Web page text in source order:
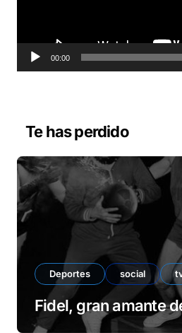
t
r
d
e
o
00:00
Te has perdido
Deportes social
Fidel, gran amante